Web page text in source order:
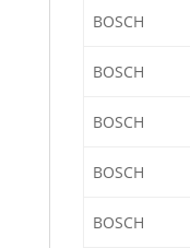
BOSCH
BOSCH
BOSCH
BOSCH
BOSCH